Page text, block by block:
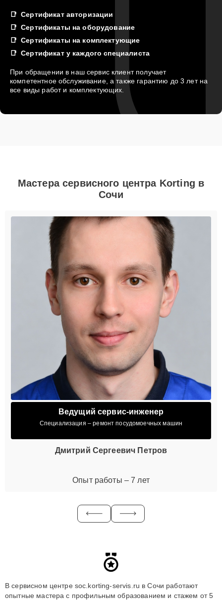
Сертификат авторизации
Сертификаты на оборудование
Сертификаты на комплектующие
Сертификат у каждого специалиста
При обращении в наш сервис клиент получает
компетентное обслуживание, а также гарантию до 3 лет на
все виды работ и комплектующих.
Мастера сервисного центра Korting в
Сочи
Ведущий сервис-инженер
Специализация – ремонт посудомоечных машин
Дмитрий Сергеевич Петров
Опыт работы – 7 лет
В сервисном центре soc.korting-servis.ru в Сочи работают
опытные мастера с профильным образованием и стажем от 5